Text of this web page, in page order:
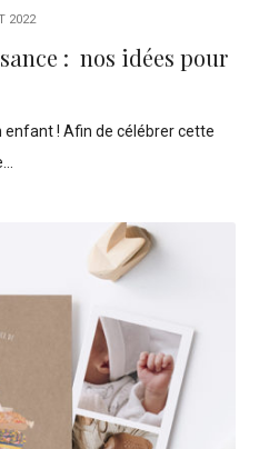
2022
: nos idées pour
enfant ! Afin de célébrer cette